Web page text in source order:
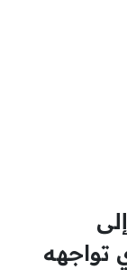
تواجهه